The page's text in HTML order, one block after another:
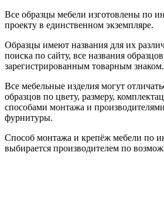
Все образцы мебели изготовлены по
проекту в единственном экземпляре.
Образцы имеют названия для их
поиска по сайту, все названия
зарегистрированным товарным знаком.
Все мебельные изделия могут
образцов по цвету, размеру,
способами монтажа и
фурнитуры.
Способ монтажа и крепёж мебели по
выбирается производителем по